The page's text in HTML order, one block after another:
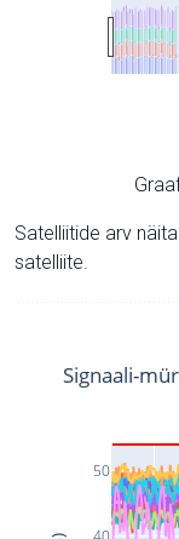
Satelliitide arv
satelliite.
50
Signaali-